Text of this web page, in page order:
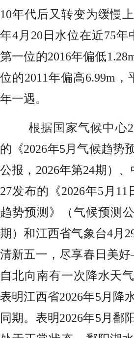
10年代后又转变为缓慢
年4月20日水位在近75年
第一位的2016年偏低
位的2011年偏高6.99m
年一遇。
根据国家气候中心
的《2026年5月气候趋势
公报，2026年第24期）
27发布的《2026年5月11
趋势预测》（气候预测
期）和江西省气象台4月
清新五一，尽享春日美
自北向南有一次降水天
表明江西省2026年5月降
同期。表明2026年5月鄱